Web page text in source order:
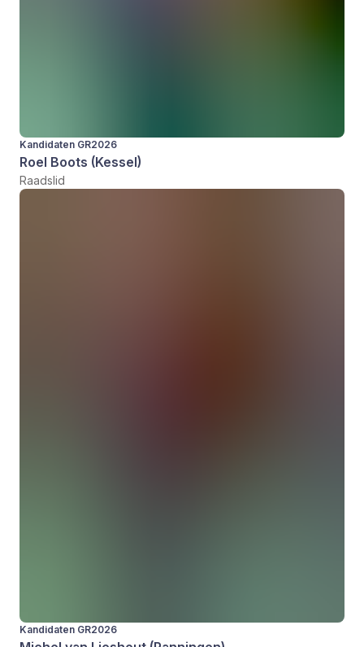
Kandidaten GR2026
Roel Boots (Kessel)
Raadslid
Kandidaten GR2026